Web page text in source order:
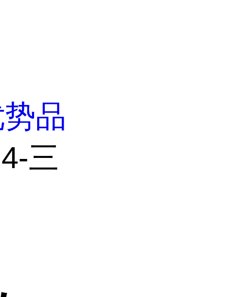
品
三